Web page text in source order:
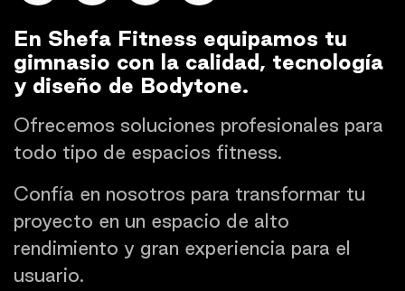
En Shefa Fitness equipamos tu
gimnasio con la calidad, tecnología
y diseño de Bodytone.
Ofrecemos soluciones profesionales para
todo tipo de espacios fitness.
Confía en nosotros para transformar tu
proyecto en un espacio de alto
rendimiento y gran experiencia para el
usuario.